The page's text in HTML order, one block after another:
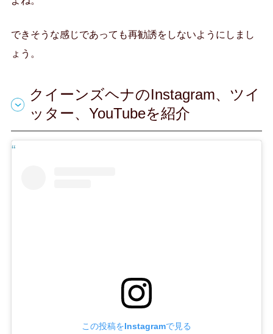
できそうな感じであっても再勧誘をしないようにしまし
ょう。
クイーンズヘナのInstagram、ツイ
ッター、YouTubeを紹介
この投稿をInstagramで見る